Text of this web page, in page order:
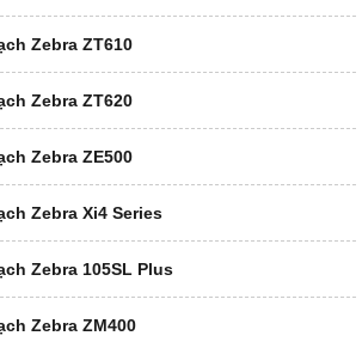
Zebra ZT610
Zebra ZT620
Zebra ZE500
Zebra Xi4 Series
Zebra 105SL Plus
Zebra ZM400